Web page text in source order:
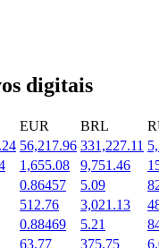
digitais
EUR BRL
56,217.96 331,227.11
1,655.08 9,751.46
0.86457 5.09
512.76 3,021.13
0.88469 5.21
63.77 375.75